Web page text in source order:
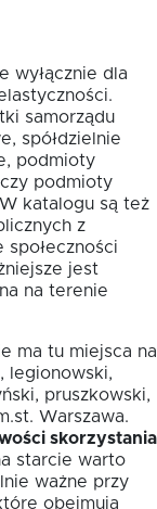
wyłącznie dla
samorządu
spółdzielnie
podmioty
podmioty
katalogu są też
z
jest
na terenie
ma tu miejsca na
legionowski,
pruszkowski,
Warszawa.
skorzystania
starcie warto
ważne przy
obejmują